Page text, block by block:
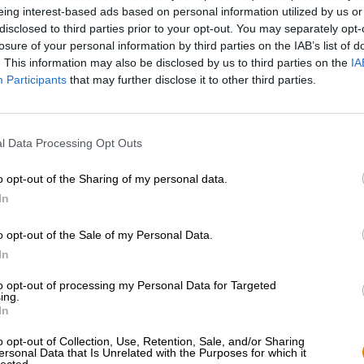
interest-based ads based on personal information utilized by us
to third parties prior to your opt-out. You may separately
of your personal information by third parties on the IAB’s list of
This information may also be disclosed by us to third parties on the
Participants that may further disclose it to other third parties.
Data Processing Opt Outs
opt-out of the Sharing of my personal data.
opt-out of the Sale of my Personal Data.
opt-out of processing my Personal Data for Targeted
opt-out of Collection, Use, Retention, Sale, and/or Sharing
Data that Is Unrelated with the Purposes for which it
* Prijzen zijn inclusief wettelijke BTW. PlusScheepvaart plus
* Prijzen zijn inclusief accijns
Omschrijving Info Beoordelingen (0)
De magische lamp is een legendarisch object: er zou
vervullen zodra je hem bevrijdt. Door de eeuwen
Verre Oosten gereisd om een van de glanzende
gezondheid, geluk in de liefde, huis, tuin, paard en
We kunnen niet met zekerheid zeggen of er een
Project leeft. We weten echter dat de blikjes van de
bevatten. De brouwers hebben een heel assortiment
met roze Himalayazout en zich kenmerken door hun
Toverlantaarn in de versie met passievrucht en
wordt gebrouwen met tarwemout en de fermentatie
koelschip van de brouwerij leven. Het warmgouden
delicaat naar lichte mout, vers geperst sinaasappelsap